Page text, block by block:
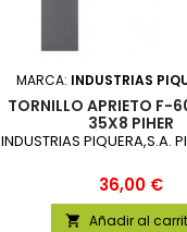
MARCA: INDUSTRIAS
TORNILLO APRIETO F-
35X8 PIHER
INDUSTRIAS PIQUERA,S.A.
Precio
36,00 €
 Añadir al